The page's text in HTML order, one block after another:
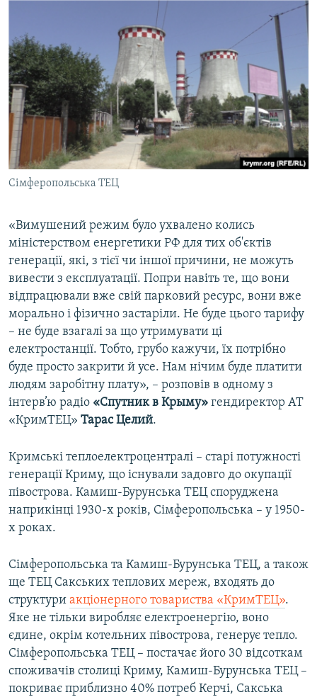
Сімферопольська ТЕЦ
«Вимушений режим було ухвалено колись
міністерством енергетики РФ для тих об'єктів
генерації, які, з тієї чи іншої причини, не можуть
вивести з експлуатації. Попри навіть те, що вони
відпрацювали вже свій парковий ресурс, вони вже
морально і фізично застаріли. Не буде цього тарифу
– не буде взагалі за що утримувати ці
електростанції. Тобто, грубо кажучи, їх потрібно
буде просто закрити й усе. Нам нічим буде платити
людям заробітну плату», – розповів в одному з
інтерв’ю радіо «Спутник в Крыму» гендиректор АТ
«КримТЕЦ» Тарас Целий.
Кримські теплоелектроцентралі – старі потужності
генерації Криму, що існували задовго до окупації
півострова. Камиш-Бурунська ТЕЦ споруджена
наприкінці 1930-х років, Сімферопольська – у 1950-
х роках.
Сімферопольська та Камиш-Бурунська ТЕЦ, а також
ще ТЕЦ Сакських теплових мереж, входять до
структури акціонерного товариства «КримТЕЦ».
Яке не тільки виробляє електроенергію, воно
єдине, окрім котельних півострова, генерує тепло.
Сімферопольська ТЕЦ – постачає його 30 відсоткам
споживачів столиці Криму, Камиш-Бурунська ТЕЦ –
покриває приблизно 40% потреб Керчі, Сакська